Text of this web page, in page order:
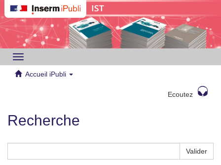
Toggle
navigation
Accueil iPubli
Ecoutez
Recherche
Valider